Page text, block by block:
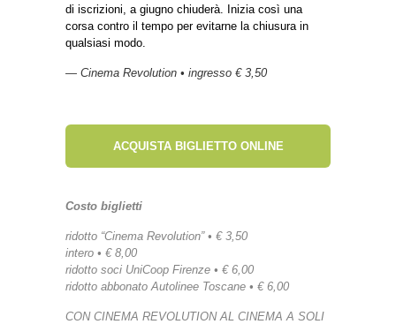
di iscrizioni, a giugno chiuderà. Inizia così una
corsa contro il tempo per evitarne la chiusura in
qualsiasi modo.
— Cinema Revolution • ingresso € 3,50
ACQUISTA BIGLIETTO ONLINE
Costo biglietti
ridotto “Cinema Revolution” • € 3,50
intero • € 8,00
ridotto soci UniCoop Firenze • € 6,00
ridotto abbonato Autolinee Toscane • € 6,00
CON CINEMA REVOLUTION AL CINEMA A SOLI